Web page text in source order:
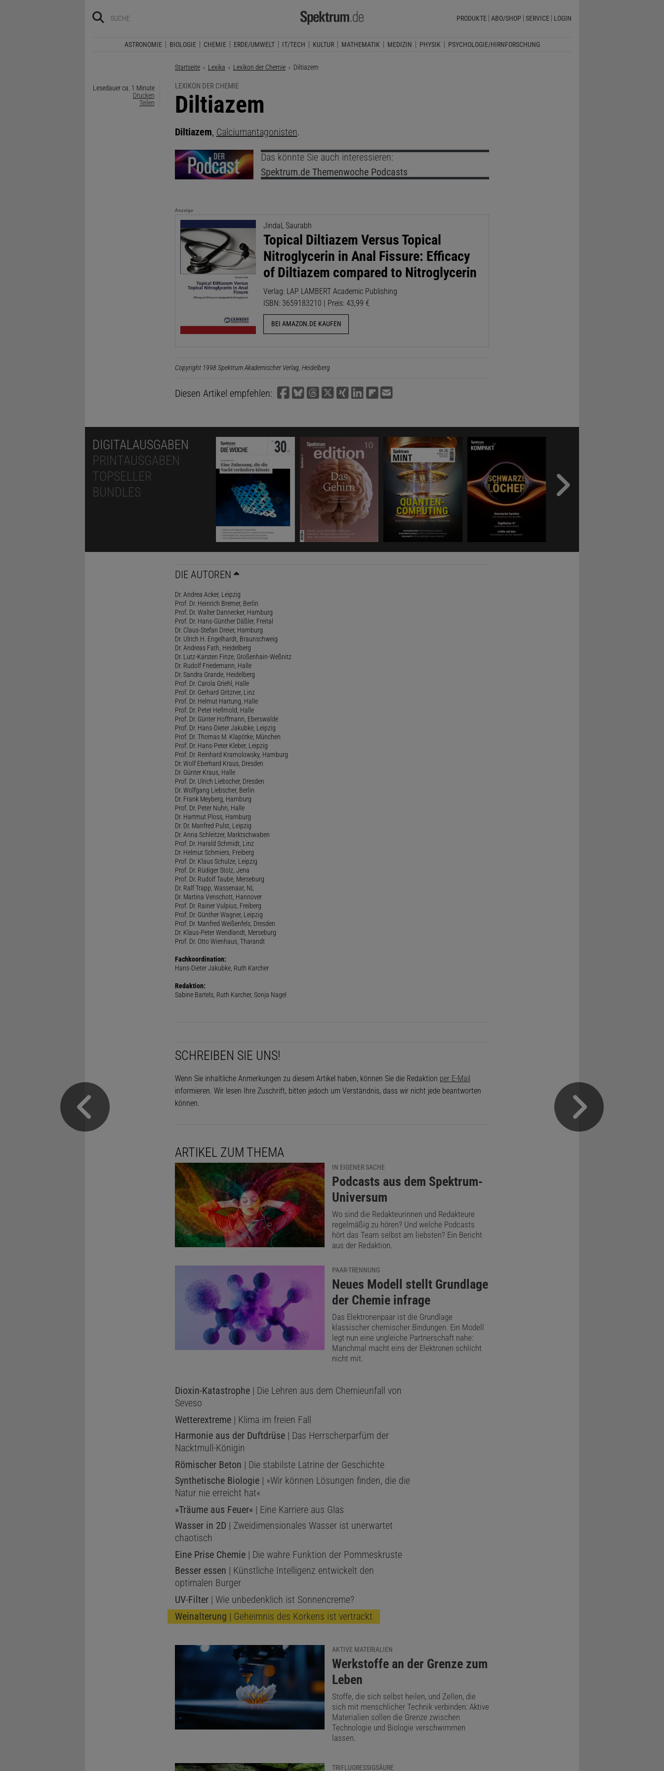
PRODUKTE ABO/SHOP SERVICE LOGIN
ASTRONOMIE BIOLOGIE CHEMIE ERDE/UMWELT IT/TECH KULTUR MATHEMATIK MEDIZIN PHYSIK PSYCHOLOGIE/HIRNFORSCHUNG
Startseite Lexika Lexikon der Chemie Aktuelle Seite:
Diltiazem
Lesedauer ca. 1 Minute
Drucken
Teilen
LEXIKON DER CHEMIE
:
Diltiazem
Diltiazem, Calciumantagonisten.
Das könnte Sie auch interessieren:
Spektrum.deThemenwoche Podcasts
Anzeige
Jindal, Saurabh
Topical Diltiazem Versus Topical
Nitroglycerin in Anal Fissure: Efficacy
of Diltiazem compared to Nitroglycerin
Verlag: LAP LAMBERT Academic Publishing
ISBN: 3659183210 | Preis: 43,99 €
BEI AMAZON.DE KAUFEN
Copyright 1998 Spektrum Akademischer Verlag, Heidelberg
Diesen Artikel empfehlen:
DIGITALAUSGABEN
PRINTAUSGABEN
TOPSELLER
BUNDLES
DIE AUTOREN
Dr. Andrea Acker, Leipzig
Prof. Dr. Heinrich Bremer, Berlin
Prof. Dr. Walter Dannecker, Hamburg
Prof. Dr. Hans-Günther Däßler, Freital
Dr. Claus-Stefan Dreier, Hamburg
Dr. Ulrich H. Engelhardt, Braunschweig
Dr. Andreas Fath, Heidelberg
Dr. Lutz-Karsten Finze, Großenhain-Weßnitz
Dr. Rudolf Friedemann, Halle
Dr. Sandra Grande, Heidelberg
Prof. Dr. Carola Griehl, Halle
Prof. Dr. Gerhard Gritzner, Linz
Prof. Dr. Helmut Hartung, Halle
Prof. Dr. Peter Hellmold, Halle
Prof. Dr. Günter Hoffmann, Eberswalde
Prof. Dr. Hans-Dieter Jakubke, Leipzig
Prof. Dr. Thomas M. Klapötke, München
Prof. Dr. Hans-Peter Kleber, Leipzig
Prof. Dr. Reinhard Kramolowsky, Hamburg
Dr. Wolf Eberhard Kraus, Dresden
Dr. Günter Kraus, Halle
Prof. Dr. Ulrich Liebscher, Dresden
Dr. Wolfgang Liebscher, Berlin
Dr. Frank Meyberg, Hamburg
Prof. Dr. Peter Nuhn, Halle
Dr. Hartmut Ploss, Hamburg
Dr. Dr. Manfred Pulst, Leipzig
Dr. Anna Schleitzer, Marktschwaben
Prof. Dr. Harald Schmidt, Linz
Dr. Helmut Schmiers, Freiberg
Prof. Dr. Klaus Schulze, Leipzig
Prof. Dr. Rüdiger Stolz, Jena
Prof. Dr. Rudolf Taube, Merseburg
Dr. Ralf Trapp, Wassenaar, NL
Dr. Martina Venschott, Hannover
Prof. Dr. Rainer Vulpius, Freiberg
Prof. Dr. Günther Wagner, Leipzig
Prof. Dr. Manfred Weißenfels, Dresden
Dr. Klaus-Peter Wendlandt, Merseburg
Prof. Dr. Otto Wienhaus, Tharandt
Fachkoordination:
Hans-Dieter Jakubke, Ruth Karcher
Redaktion:
Sabine Bartels, Ruth Karcher, Sonja Nagel
SCHREIBEN SIE UNS!
Wenn Sie inhaltliche Anmerkungen zu diesem Artikel haben, können Sie die Redaktion per E-Mail
informieren. Wir lesen Ihre Zuschrift, bitten jedoch um Verständnis, dass wir nicht jede beantworten
können.
ARTIKEL ZUM THEMA
IN EIGENER SACHE
:
Podcasts aus dem Spektrum-
Universum
Wo sind die Redakteurinnen und Redakteure
regelmäßig zu hören? Und welche Podcasts
hört das Team selbst am liebsten? Ein Bericht
aus der Redaktion.
PAAR-TRENNUNG
:
Neues Modell stellt Grundlage
der Chemie infrage
Das Elektronenpaar ist die Grundlage
klassischer chemischer Bindungen. Ein Modell
legt nun eine ungleiche Partnerschaft nahe:
Manchmal macht eins der Elektronen schlicht
nicht mit.
Dioxin-Katastrophe| Die Lehren aus dem Chemieunfall von
Seveso
Wetterextreme| Klima im freien Fall
Harmonie aus der Duftdrüse| Das Herrscherparfüm der
Nacktmull-Königin
Römischer Beton | Die stabilste Latrine der Geschichte
Synthetische Biologie| »Wir können Lösungen finden, die die
Natur nie erreicht hat«
»Träume aus Feuer« | Eine Karriere aus Glas
Wasser in 2D | Zweidimensionales Wasser ist unerwartet
chaotisch
Eine Prise Chemie| Die wahre Funktion der Pommeskruste
Besser essen | Künstliche Intelligenz entwickelt den
optimalen Burger
UV-Filter| Wie unbedenklich ist Sonnencreme?
Weinalterung | Geheimnis des Korkens ist vertrackt
AKTIVE MATERIALIEN
:
Werkstoffe an der Grenze zum
Leben
Stoffe, die sich selbst heilen, und Zellen, die
sich mit menschlicher Technik verbinden: Aktive
Materialien sollen die Grenze zwischen
Technologie und Biologie verschwimmen
lassen.
TRIFLUORESSIGSÄURE